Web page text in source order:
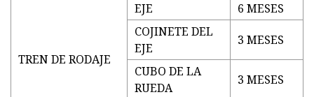
TREN DE RODAJE
EJE
6 MESES
COJINETE DEL
EJE
3 MESES
CUBO DE LA
RUEDA
3 MESES